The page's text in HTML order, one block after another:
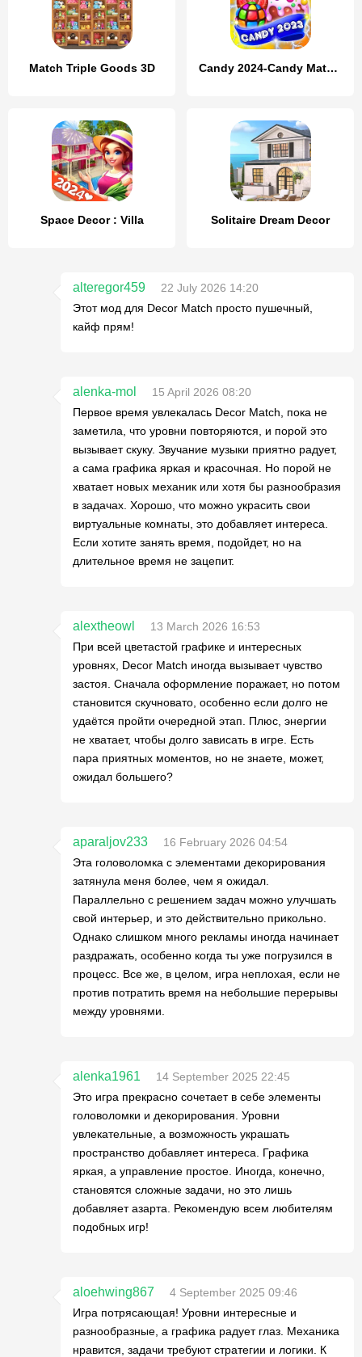
Match Triple Goods 3D Candy 2024-Candy Match 3 Game
Space Decor : Villa Solitaire Dream Decor
alteregor459
22 July 2026 14:20
Этот мод для Decor Match просто пушечный,
кайф прям!
alenka-mol
15 April 2026 08:20
Первое время увлекалась Decor Match, пока не
заметила, что уровни повторяются, и порой это
вызывает скуку. Звучание музыки приятно радует,
а сама графика яркая и красочная. Но порой не
хватает новых механик или хотя бы разнообразия
в задачах. Хорошо, что можно украсить свои
виртуальные комнаты, это добавляет интереса.
Если хотите занять время, подойдет, но на
длительное время не зацепит.
alextheowl
13 March 2026 16:53
При всей цветастой графике и интересных
уровнях, Decor Match иногда вызывает чувство
застоя. Сначала оформление поражает, но потом
становится скучновато, особенно если долго не
удаётся пройти очередной этап. Плюс, энергии
не хватает, чтобы долго зависать в игре. Есть
пара приятных моментов, но не знаете, может,
ожидал большего?
aparaljov233
16 February 2026 04:54
Эта головоломка с элементами декорирования
затянула меня более, чем я ожидал.
Параллельно с решением задач можно улучшать
свой интерьер, и это действительно прикольно.
Однако слишком много рекламы иногда начинает
раздражать, особенно когда ты уже погрузился в
процесс. Все же, в целом, игра неплохая, если не
против потратить время на небольшие перерывы
между уровнями.
alenka1961
14 September 2025 22:45
Это игра прекрасно сочетает в себе элементы
головоломки и декорирования. Уровни
увлекательные, а возможность украшать
пространство добавляет интереса. Графика
яркая, а управление простое. Иногда, конечно,
становятся сложные задачи, но это лишь
добавляет азарта. Рекомендую всем любителям
подобных игр!
aloehwing867
4 September 2025 09:46
Игра потрясающая! Уровни интересные и
разнообразные, а графика радует глаз. Механика
нравится, задачи требуют стратегии и логики. К